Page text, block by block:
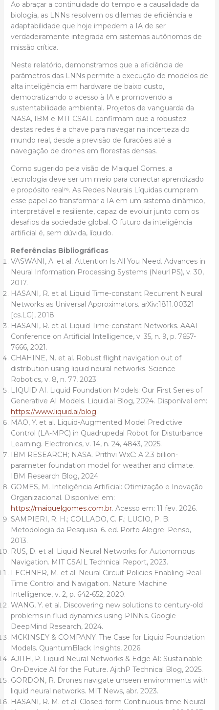
Ao abraçar a continuidade do tempo e a causalidade da
biologia, as LNNs resolvem os dilemas de eficiência e
adaptabilidade que hoje impedem a IA de ser
verdadeiramente integrada em sistemas autônomos de
missão crítica.
Neste relatório, demonstramos que a eficiência de
parâmetros das LNNs permite a execução de modelos de
alta inteligência em hardware de baixo custo,
democratizando o acesso à IA e promovendo a
sustentabilidade ambiental. Projetos de vanguarda da
NASA, IBM e MIT CSAIL confirmam que a robustez
destas redes é a chave para navegar na incerteza do
mundo real, desde a previsão de furacões até a
navegação de drones em florestas densas.
Como sugerido pela visão de Maiquel Gomes, a
tecnologia deve ser um meio para conectar aprendizado
e propósito real⁷⁶. As Redes Neurais Líquidas cumprem
esse papel ao transformar a IA em um sistema dinâmico,
interpretável e resiliente, capaz de evoluir junto com os
desafios da sociedade global. O futuro da inteligência
artificial é, sem dúvida, líquido.
Referências Bibliográficas
VASWANI, A. et al. Attention Is All You Need. Advances in
Neural Information Processing Systems (NeurIPS), v. 30,
2017.
HASANI, R. et al. Liquid Time-constant Recurrent Neural
Networks as Universal Approximators. arXiv:1811.00321
[cs.LG], 2018.
HASANI, R. et al. Liquid Time-constant Networks. AAAI
Conference on Artificial Intelligence, v. 35, n. 9, p. 7657-
7666, 2021.
CHAHINE, N. et al. Robust flight navigation out of
distribution using liquid neural networks. Science
Robotics, v. 8, n. 77, 2023.
LIQUID AI. Liquid Foundation Models: Our First Series of
Generative AI Models. Liquid.ai Blog, 2024. Disponível em:
https://www.liquid.ai/blog.
MAO, Y. et al. Liquid-Augmented Model Predictive
Control (LA-MPC) in Quadrupedal Robot for Disturbance
Learning. Electronics, v. 14, n. 24, 4843, 2025.
IBM RESEARCH; NASA. Prithvi WxC: A 2.3 billion-
parameter foundation model for weather and climate.
IBM Research Blog, 2024.
GOMES, M. Inteligência Artificial: Otimização e Inovação
Organizacional. Disponível em:
https://maiquelgomes.com.br. Acesso em: 11 fev. 2026.
SAMPIERI, R. H.; COLLADO, C. F.; LUCIO, P. B.
Metodologia da Pesquisa. 6. ed. Porto Alegre: Penso,
2013.
RUS, D. et al. Liquid Neural Networks for Autonomous
Navigation. MIT CSAIL Technical Report, 2023.
LECHNER, M. et al. Neural Circuit Policies Enabling Real-
Time Control and Navigation. Nature Machine
Intelligence, v. 2, p. 642-652, 2020.
WANG, Y. et al. Discovering new solutions to century-old
problems in fluid dynamics using PINNs. Google
DeepMind Research, 2024.
MCKINSEY & COMPANY. The Case for Liquid Foundation
Models. QuantumBlack Insights, 2026.
AJITH, P. Liquid Neural Networks & Edge AI: Sustainable
On-Device AI for the Future. AjithP Technical Blog, 2025.
GORDON, R. Drones navigate unseen environments with
liquid neural networks. MIT News, abr. 2023.
HASANI, R. M. et al. Closed-form Continuous-time Neural